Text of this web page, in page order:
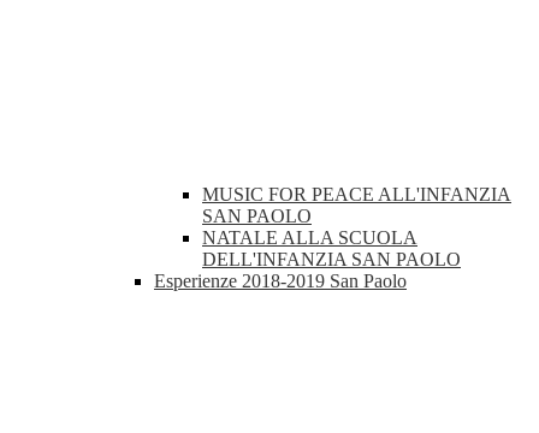
MUSIC FOR PEACE ALL'INFANZIA
SAN PAOLO
NATALE ALLA SCUOLA
DELL'INFANZIA SAN PAOLO
Esperienze 2018-2019 San Paolo